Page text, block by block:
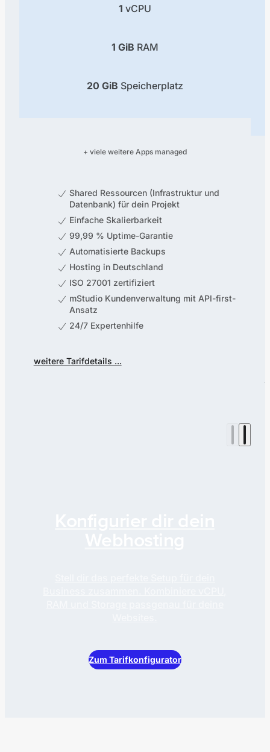
1 vCPU
1 GiB RAM
20 GiB Speicherplatz
+ viele weitere Apps managed
Shared Ressourcen (Infrastruktur und
Datenbank) für dein Projekt
Einfache Skalierbarkeit
99,99 % Uptime-Garantie
Automatisierte Backups
Hosting in Deutschland
ISO 27001 zertifiziert
mStudio Kundenverwaltung mit API-first-
Ansatz
24/7 Expertenhilfe
weitere Tarifdetails ...
Zum Tarifkonfigurator